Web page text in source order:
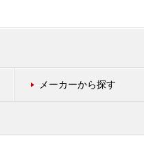
メーカーから探す